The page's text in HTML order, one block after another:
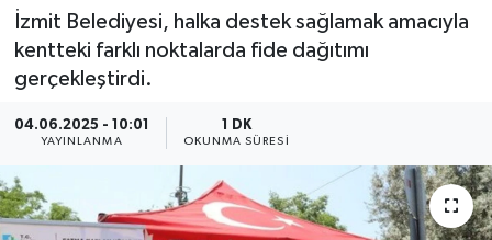
İzmit Belediyesi, halka destek sağlamak amacıyla
kentteki farklı noktalarda fide dağıtımı
gerçekleştirdi.
04.06.2025 - 10:01
YAYINLANMA
1 DK
OKUNMA SÜRESI